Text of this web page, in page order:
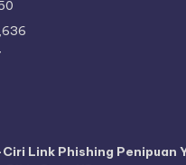
Link Phishing Penipuan